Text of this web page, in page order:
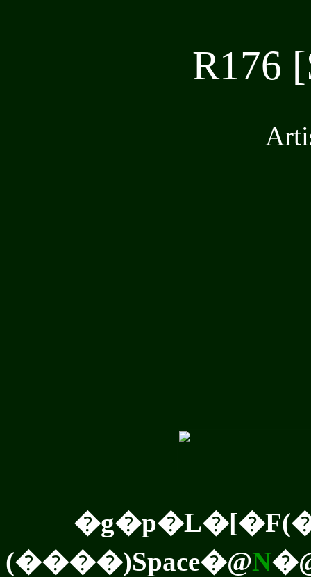
R176
(����)Space�@N